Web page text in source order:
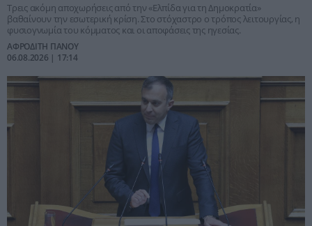
Τρεις ακόμη αποχωρήσεις από την «Ελπίδα για τη Δημοκρατία»
βαθαίνουν την εσωτερική κρίση. Στο στόχαστρο ο τρόπος λειτουργίας, η
φυσιογνωμία του κόμματος και οι αποφάσεις της ηγεσίας.
ΑΦΡΟΔΙΤΗ ΠΑΝΟΥ
06.08.2026 | 17:14